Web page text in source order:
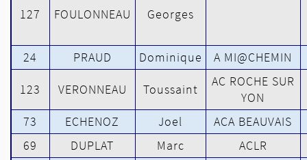
127 FOULONNEAU Georges
24 PRAUD Dominique A MI@CHEMIN
123 VERONNEAU Toussaint
AC ROCHE SUR
YON
73
ECHENOZ Joel
ACA BEAUVAIS
69
DUPLAT Marc ACLR